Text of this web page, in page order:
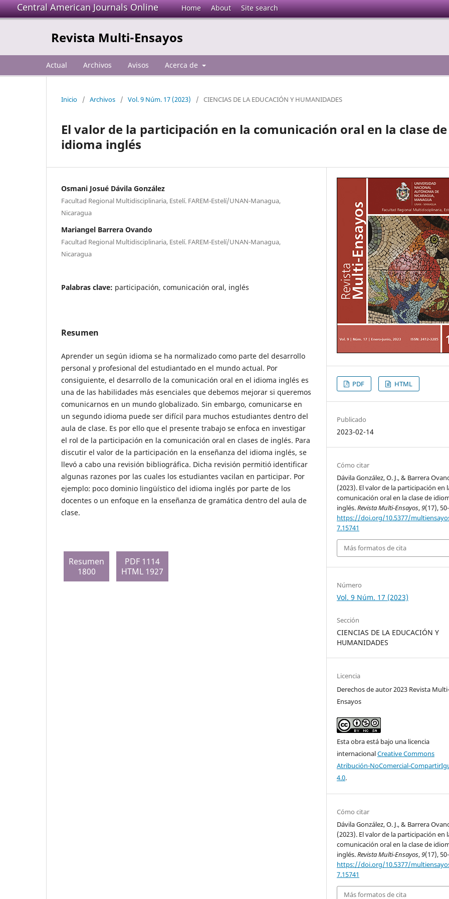
Central American Journals Online Home About Site search
Revista Multi-Ensayos
Actual Archivos Avisos Acerca de
Inicio / Archivos / Vol. 9 Núm. 17 (2023) / CIENCIAS DE LA EDUCACIÓN Y HUMANIDADES
El valor de la participación en la comunicación oral en la clase de
idioma inglés
Osmani Josué Dávila González
Facultad Regional Multidisciplinaria, Estelí. FAREM-Estelí/UNAN-Managua,
Nicaragua
Mariangel Barrera Ovando
Facultad Regional Multidisciplinaria, Estelí. FAREM-Estelí/UNAN-Managua,
Nicaragua
Palabras clave: participación, comunicación oral, inglés
Resumen
Aprender un según idioma se ha normalizado como parte del desarrollo
personal y profesional del estudiantado en el mundo actual. Por
consiguiente, el desarrollo de la comunicación oral en el idioma inglés es
una de las habilidades más esenciales que debemos mejorar si queremos
comunicarnos en un mundo globalizado. Sin embargo, comunicarse en
un segundo idioma puede ser difícil para muchos estudiantes dentro del
aula de clase. Es por ello que el presente trabajo se enfoca en investigar
el rol de la participación en la comunicación oral en clases de inglés. Para
discutir el valor de la participación en la enseñanza del idioma inglés, se
llevó a cabo una revisión bibliográfica. Dicha revisión permitió identificar
algunas razones por las cuales los estudiantes vacilan en participar. Por
ejemplo: poco dominio lingüístico del idioma inglés por parte de los
docentes o un enfoque en la enseñanza de gramática dentro del aula de
clase.
Resumen
1800
PDF 1114
HTML 1927
PDF HTML
Publicado
2023-02-14
Cómo citar
Dávila González, O. J., & Barrera
(2023). El valor de la participación en
comunicación oral en la clase de
inglés.Revista Multi-Ensayos,9(17),
https://doi.org/10.5377/
7.15741
Más formatos de cita
Número
Vol. 9 Núm. 17 (2023)
Sección
CIENCIAS DE LA EDUCACIÓN Y
HUMANIDADES
Licencia
Derechos de autor 2023 Revista Multi-
Ensayos
Esta obra está bajo una licencia
internacionalCreative Commons
Atribución-NoComercial-
4.0.
Cómo citar
Dávila González, O. J., & Barrera
(2023). El valor de la participación en
comunicación oral en la clase de
inglés.Revista Multi-Ensayos,9(17),
https://doi.org/10.5377/
7.15741
Más formatos de cita